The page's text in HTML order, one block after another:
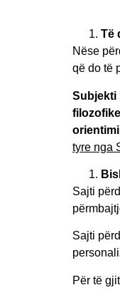
Të
Nëse
që do të
Subjekti
tyre nga
Sajti
Sajti
Për të